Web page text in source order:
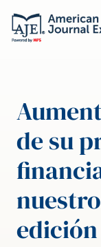
de su